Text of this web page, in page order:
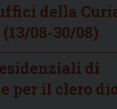
della
08-30/08)
di
per il clero